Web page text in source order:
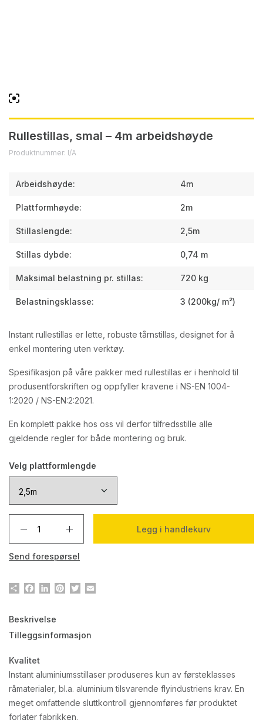
Rullestillas, smal – 4m arbeidshøyde
Produktnummer: I/A
Arbeidshøyde: 4m
Plattformhøyde: 2m
Stillaslengde: 2,5m
Stillas dybde: 0,74 m
Maksimal belastning pr. stillas: 720 kg
Belastningsklasse: 3 (200kg/ m²)
Instant rullestillas er lette, robuste tårnstillas, designet for å
enkel montering uten verktøy.
Spesifikasjon på våre pakker med rullestillas er i henhold til
produsentforskriften og oppfyller kravene i NS-EN 1004-
1:2020 / NS-EN:2:2021.
En komplett pakke hos oss vil derfor tilfredsstille alle
gjeldende regler for både montering og bruk.
Velg plattformlengde
Legg i handlekurv
Send forespørsel
Del Facebook
LinkedInPinterestTwitter
Beskrivelse
Tilleggsinformasjon
Kvalitet
Instant aluminiumsstillaser produseres kun av førsteklasses
råmaterialer, bl.a. aluminium tilsvarende flyindustriens krav. En
meget omfattende sluttkontroll gjennomføres før produktet
forlater fabrikken.